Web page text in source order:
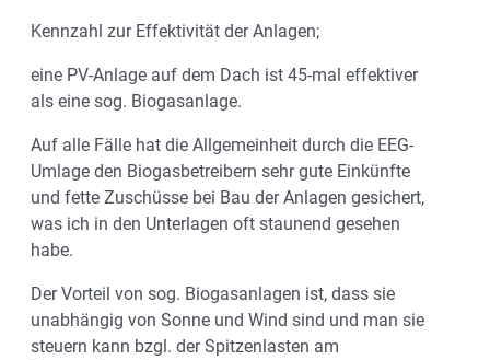
Kennzahl zur Effektivität der Anlagen;
eine PV-Anlage auf dem Dach ist 45-mal effektiver
als eine sog. Biogasanlage.
Auf alle Fälle hat die Allgemeinheit durch die EEG-
Umlage den Biogasbetreibern sehr gute Einkünfte
und fette Zuschüsse bei Bau der Anlagen gesichert,
was ich in den Unterlagen oft staunend gesehen
habe.
Der Vorteil von sog. Biogasanlagen ist, dass sie
unabhängig von Sonne und Wind sind und man sie
steuern kann bzgl. der Spitzenlasten am